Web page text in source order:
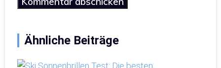
Ähnliche Beiträge